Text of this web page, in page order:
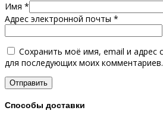
Имя *
Адрес электронной почты *
Сохранить моё имя, email и адрес
для последующих моих комментариев.
Способы доставки